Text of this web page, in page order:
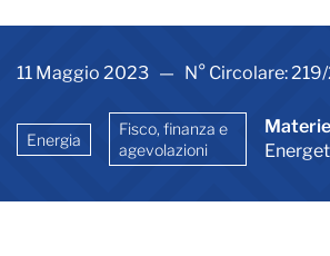
11 Maggio 2023 — N° Circolare:
Energia
Fisco, finanza e
agevolazioni